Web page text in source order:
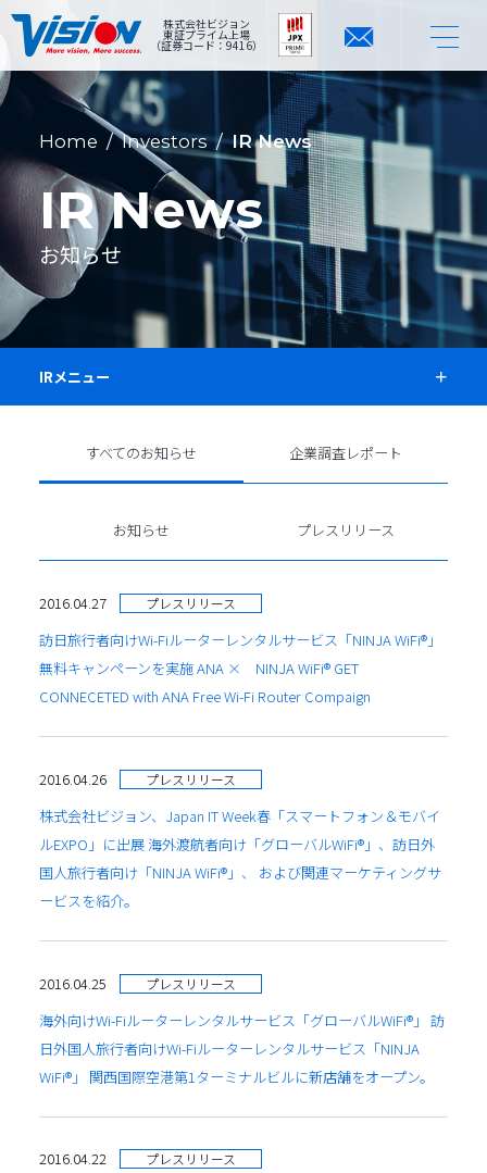
株式会社ビジョン
東証プライム上場
（証券コード：9416）
Home /Investors/IR News
IR News
お知らせ
IRメニュー
すべてのお知らせ 企業調査レポート
お知らせ プレスリリース
2016.04.27 プレスリリース
訪日旅行者向けWi-Fiルーターレンタルサービス「NINJA WiFi®」
無料キャンペーンを実施 ANA × NINJA WiFi® GET
CONNECETED with ANA Free Wi-Fi Router Compaign
2016.04.26 プレスリリース
株式会社ビジョン、Japan IT Week春「スマートフォン＆モバイ
ルEXPO」に出展 海外渡航者向け「グローバルWiFi®」、訪日外
国人旅行者向け「NINJA WiFi®」、 および関連マーケティングサ
ービスを紹介。
2016.04.25 プレスリリース
海外向けWi-Fiルーターレンタルサービス「グローバルWiFi®」 訪
日外国人旅行者向けWi-Fiルーターレンタルサービス「NINJA
WiFi®」 関西国際空港第1ターミナルビルに新店舗をオープン。
2016.04.22 プレスリリース